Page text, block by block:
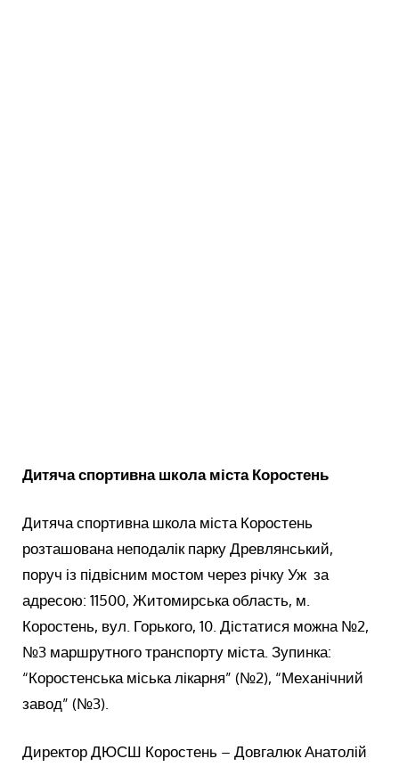
Дитяча спортивна школа міста Коростень
Дитяча спортивна школа міста Коростень
розташована неподалік парку Древлянський,
поруч із підвісним мостом через річку Уж за
адресою: 11500, Житомирська область, м.
Коростень, вул. Горького, 10. Дістатися можна №2,
№3 маршрутного транспорту міста. Зупинка:
“Коростенська міська лікарня” (№2), “Механічний
завод” (№3).
Директор ДЮСШ Коростень – Довгалюк Анатолій